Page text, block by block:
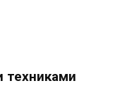
техниками